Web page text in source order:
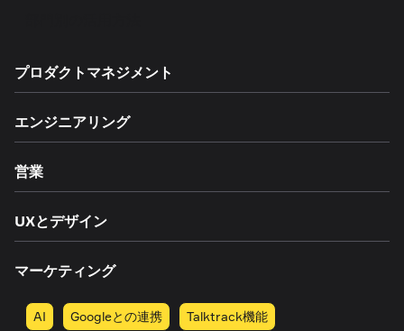
プロダクトマネジメント
エンジニアリング
営業
UXとデザイン
マーケティング
AI Googleとの連携 Talktrack機能